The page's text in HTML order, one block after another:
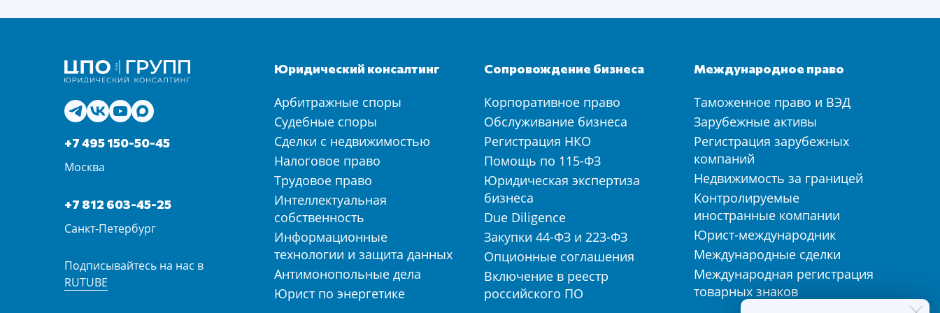
+7 495 150-50-45
Москва
+7 812 603-45-25
Санкт-Петербург
Подписывайтесь на нас в
RUTUBE
Юридический консалтинг
Арбитражные споры
Судебные споры
Сделки с недвижимостью
Налоговое право
Трудовое право
Интеллектуальная
собственность
Информационные
технологии и защита данных
Антимонопольные дела
Юрист по энергетике
Сопровождение бизнеса
Корпоративное право
Обслуживание бизнеса
Регистрация НКО
Помощь по 115-ФЗ
Юридическая экспертиза
бизнеса
Due Diligence
Закупки 44-ФЗ и 223-ФЗ
Опционные соглашения
Включение в реестр
российского ПО
Международное право
Таможенное право и ВЭД
Зарубежные активы
Регистрация зарубежных
компаний
Недвижимость за границей
Контролируемые
иностранные компании
Юрист-международник
Международные сделки
Международная регистрация
товарных знаков